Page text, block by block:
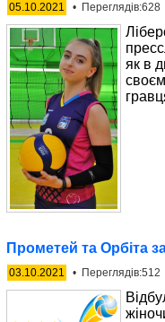
05.10.2021 •
як в
Прометей та Орбіта
03.10.2021 •